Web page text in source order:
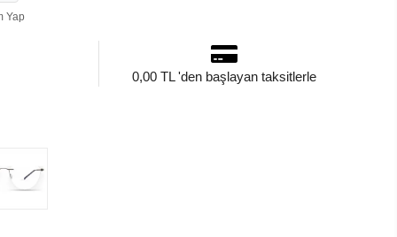
Yap
0,00 TL 'den başlayan taksitlerle